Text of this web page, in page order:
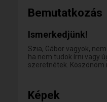
Bemutatkozás
Ismerkedjünk!
Szia, Gábor vagyok,
ha nem tudok írni vagy
szeretnétek.
Képek